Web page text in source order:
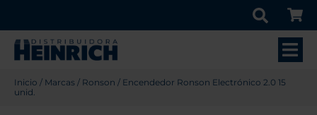
Inicio / Marcas / Ronson / Encendedor Ronson Electrónico 2.0 15
unid.